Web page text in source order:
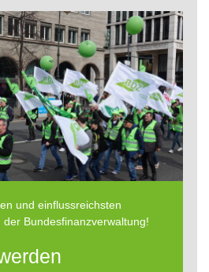
und einflussreichsten
Bundesfinanzverwaltung!